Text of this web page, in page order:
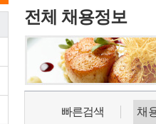
전체 채용정보
빠른검색